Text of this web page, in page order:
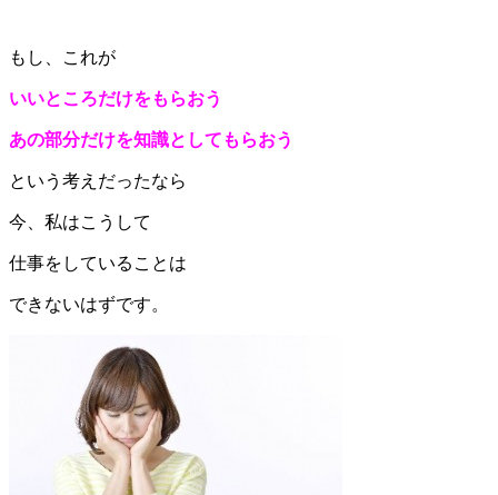
もし、これが
いいところだけをもらおう
あの部分だけを知識としてもらおう
という考えだったなら
今、私はこうして
仕事をしていることは
できないはずです。